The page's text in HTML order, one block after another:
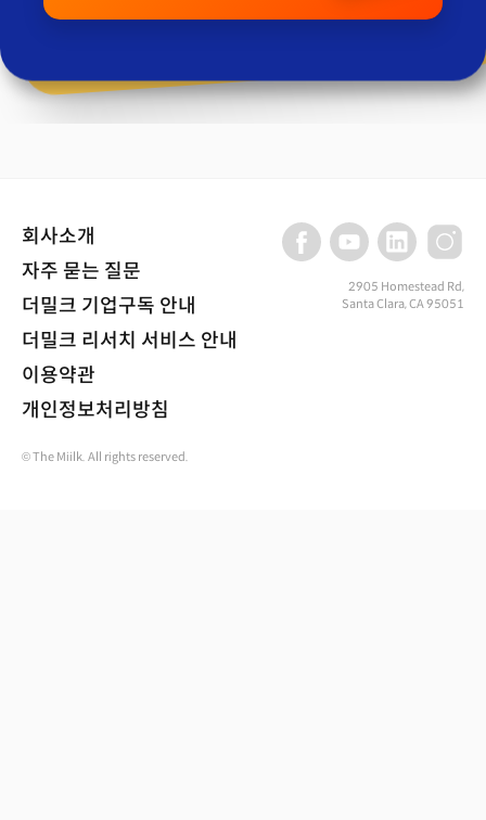
회사소개
자주 묻는 질문
더밀크 기업구독 안내
더밀크 리서치 서비스 안내
이용약관
개인정보처리방침
2905 Homestead Rd,
Santa Clara, CA 95051
© The Miilk. All rights reserved.